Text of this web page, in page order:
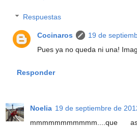
Respuestas
Cocinaros
19 de
Pues ya no queda ni una!
Responder
Noelia 19 de septiembre de